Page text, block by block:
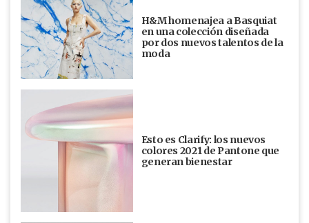
H&M homenajea a Basquiat
en una colección diseñada
por dos nuevos talentos de la
moda
Esto es Clarify: los nuevos
colores 2021 de Pantone que
generan bienestar